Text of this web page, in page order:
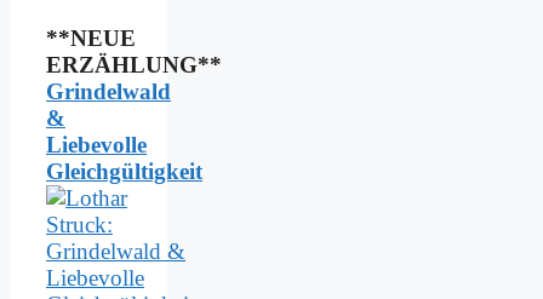
**NEUE
ERZÄHLUNG**
Grindelwald
&
Liebevolle
Gleichgültigkeit